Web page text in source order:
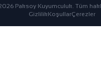
Paksoy Kuyumculuk. Tüm
GizlilikKoşullarÇerezler